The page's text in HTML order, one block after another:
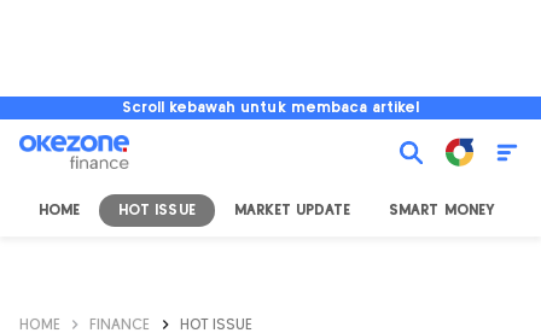
Scroll kebawah untuk membaca artikel
HOME HOT ISSUE MARKET UPDATE SMART MONEY
HOME FINANCE HOT ISSUE